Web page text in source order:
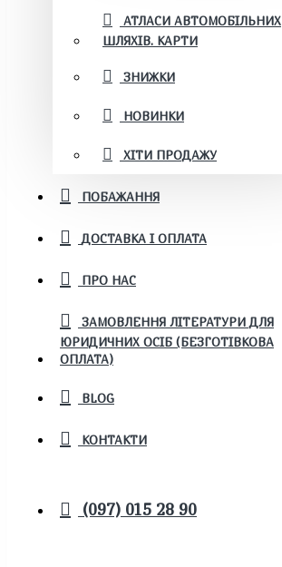
АТЛАСИ АВТОМОБІЛЬНИХ
ШЛЯХІВ. КАРТИ
ЗНИЖКИ
НОВИНКИ
ХІТИ ПРОДАЖУ
ПОБАЖАННЯ
ДОСТАВКА І ОПЛАТА
ПРО НАС
ЗАМОВЛЕННЯ ЛІТЕРАТУРИ ДЛЯ
ЮРИДИЧНИХ ОСІБ (БЕЗГОТІВКОВА
ОПЛАТА)
BLOG
КОНТАКТИ
(097) 015 28 90